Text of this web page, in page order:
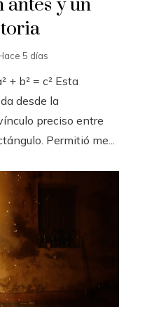
y un
5 días
+ b² = c² Esta
desde la
preciso entre
Permitió me...